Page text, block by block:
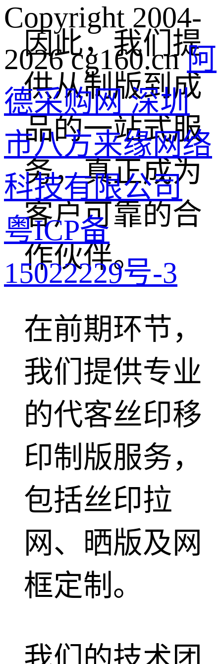
因此，我们提
供从制版到成
品的一站式服
务，真正成为
客户可靠的合
作伙伴。
在前期环节，
我们提供专业
的代客丝印移
印制版服务，
包括丝印拉
网、晒版及网
框定制。
Copyright 2004-
2026 cg160.cn阿
德采购网 深圳
市八方来缘网络
科技有限公司
粤ICP备
15022229号-3